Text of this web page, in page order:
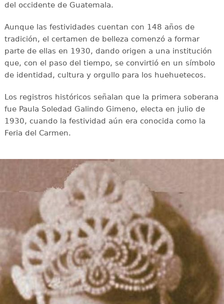
del occidente de Guatemala.
Aunque las festividades cuentan con 148 años de
tradición, el certamen de belleza comenzó a formar
parte de ellas en 1930, dando origen a una institución
que, con el paso del tiempo, se convirtió en un símbolo
de identidad, cultura y orgullo para los huehuetecos.
Los registros históricos señalan que la primera soberana
fue Paula Soledad Galindo Gimeno, electa en julio de
1930, cuando la festividad aún era conocida como la
Feria del Carmen.